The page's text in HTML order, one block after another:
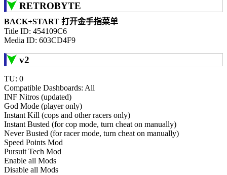
RETROBYTE
BACK+START 打开金手指菜单
Title ID: 454109C6
Media ID: 603CD4F9
v2
TU: 0
Compatible Dashboards: All
INF Nitros (updated)
God Mode (player only)
Instant Kill (cops and other racers only)
Instant Busted (for cop mode, turn cheat on manually)
Never Busted (for racer mode, turn cheat on manually)
Speed Points Mod
Pursuit Tech Mod
Enable all Mods
Disable all Mods